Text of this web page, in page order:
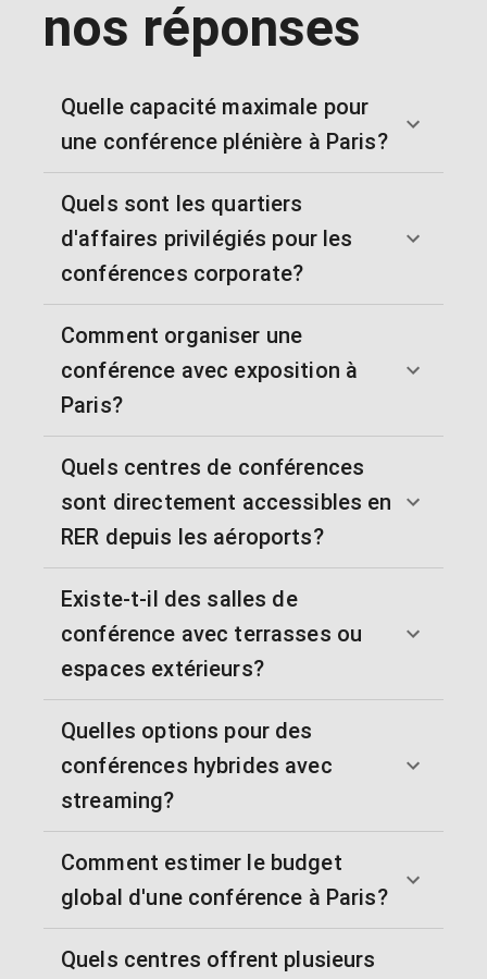
nos réponses
Quelle capacité maximale pour
une conférence plénière à Paris?
Quels sont les quartiers
d'affaires privilégiés pour les
conférences corporate?
Comment organiser une
conférence avec exposition à
Paris?
Quels centres de conférences
sont directement accessibles en
RER depuis les aéroports?
Existe-t-il des salles de
conférence avec terrasses ou
espaces extérieurs?
Quelles options pour des
conférences hybrides avec
streaming?
Comment estimer le budget
global d'une conférence à Paris?
Quels centres offrent plusieurs